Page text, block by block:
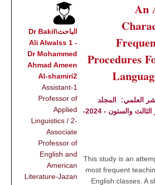
الباحث\Dr Bakil
Ali Alwalss 1 -
Dr Mohammed
Ahmad Ameen
Al-shamiri2
1-Assistant
Professor of
Applied
Linguistics / 2-
Associate
Professor of
English and
American
Literature-Jazan
An
Procedures
العلمي:
المجلد
السادس - الإصدار الثالث والستون - 2024-
This study is an
most frequent
English classes. A